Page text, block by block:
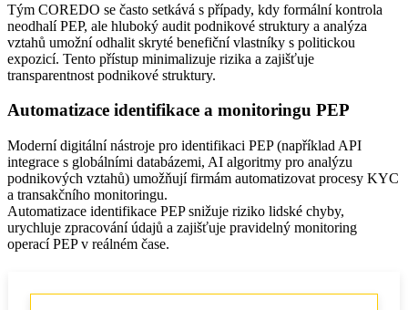
Tým COREDO se často setkává s případy, kdy formální kontrola
neodhalí PEP, ale hluboký audit podnikové struktury a analýza
vztahů umožní odhalit skryté benefiční vlastníky s politickou
expozicí. Tento přístup minimalizuje rizika a zajišťuje
transparentnost podnikové struktury.
Automatizace identifikace a monitoringu PEP
Moderní digitální nástroje pro identifikaci PEP (například API
integrace s globálními databázemi, AI algoritmy pro analýzu
podnikových vztahů) umožňují firmám automatizovat procesy KYC
a transakčního monitoringu.
Automatizace identifikace PEP snižuje riziko lidské chyby,
urychluje zpracování údajů a zajišťuje pravidelný monitoring
operací PEP v reálném čase.